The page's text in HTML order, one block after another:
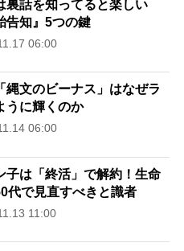
裏話を知ってると楽しい
告知』5つの鍵
06:00
縄文のビーナス」はなぜラ
うに輝くのか
06:00
子は「終活」で解約！生命
代で見直すべきと識者
11:00